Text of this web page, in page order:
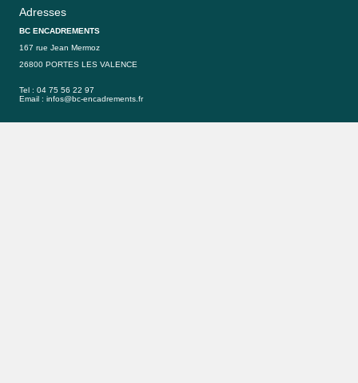
Adresses
BC ENCADREMENTS
167 rue Jean Mermoz
26800 PORTES LES VALENCE
Tel : 04 75 56 22 97
Email : infos@bc-encadrements.fr